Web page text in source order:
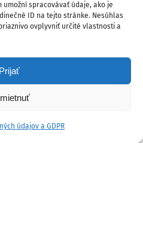
spracovávať údaje, ako je
ID na tejto stránke. Nesúhlas
ovplyvniť určité vlastnosti a
Prijať
údajov a GDPR